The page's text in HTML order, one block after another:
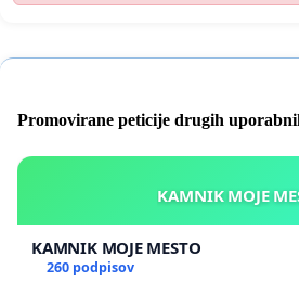
Promovirane peticije drugih
KAMNIK
KAMNIK MOJE MESTO
260 podpisov